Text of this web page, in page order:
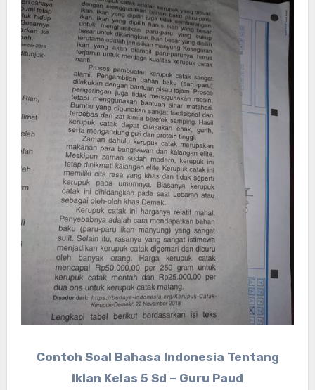
Contoh Soal Bahasa Indonesia Tentang
Iklan Kelas 5 Sd – Guru Paud